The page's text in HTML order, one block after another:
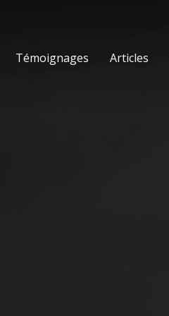
Témoignages Articles